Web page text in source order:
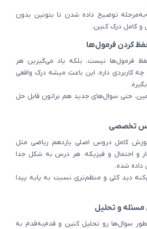
توضیح داده شدن تا بتونین بدون
و کامل درک کنین.
کردن فرمول‌ها
فرمول‌ها نیست، بلکه یاد می‌گیرین هر
چه کاربردی داره. این باعث میشه درک واقعی
حتی سوال‌های جدید هم براتون قابل حل
تخصصی
کامل دروس اصلی یازدهم ریاضی مثل
و احتمال و فیزیکه. هر درس به شکل جدا
شده.
دید کلی و منظم‌تری نسبت به پایه پیدا
و تحلیل
سوال‌ها رو تحلیل کنین و قدم‌به‌قدم به